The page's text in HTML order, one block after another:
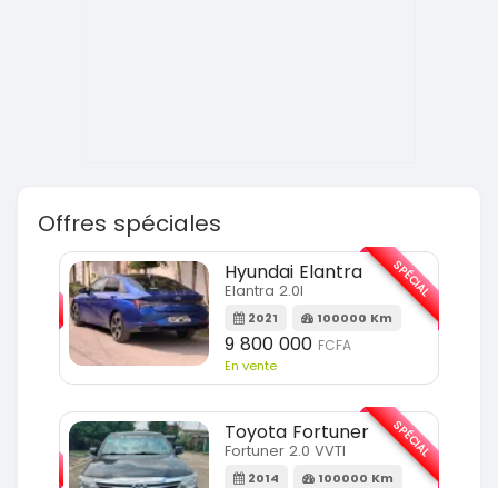
Offres spéciales
Hyundai Elantra
Elantra 2.0l
2021 100000 Km
9 800 000 FCFA
En vente
SPÉCIAL
Toyota Fortuner
Fortuner 2.0 VVTI
2014 100000 Km
SPÉCIAL